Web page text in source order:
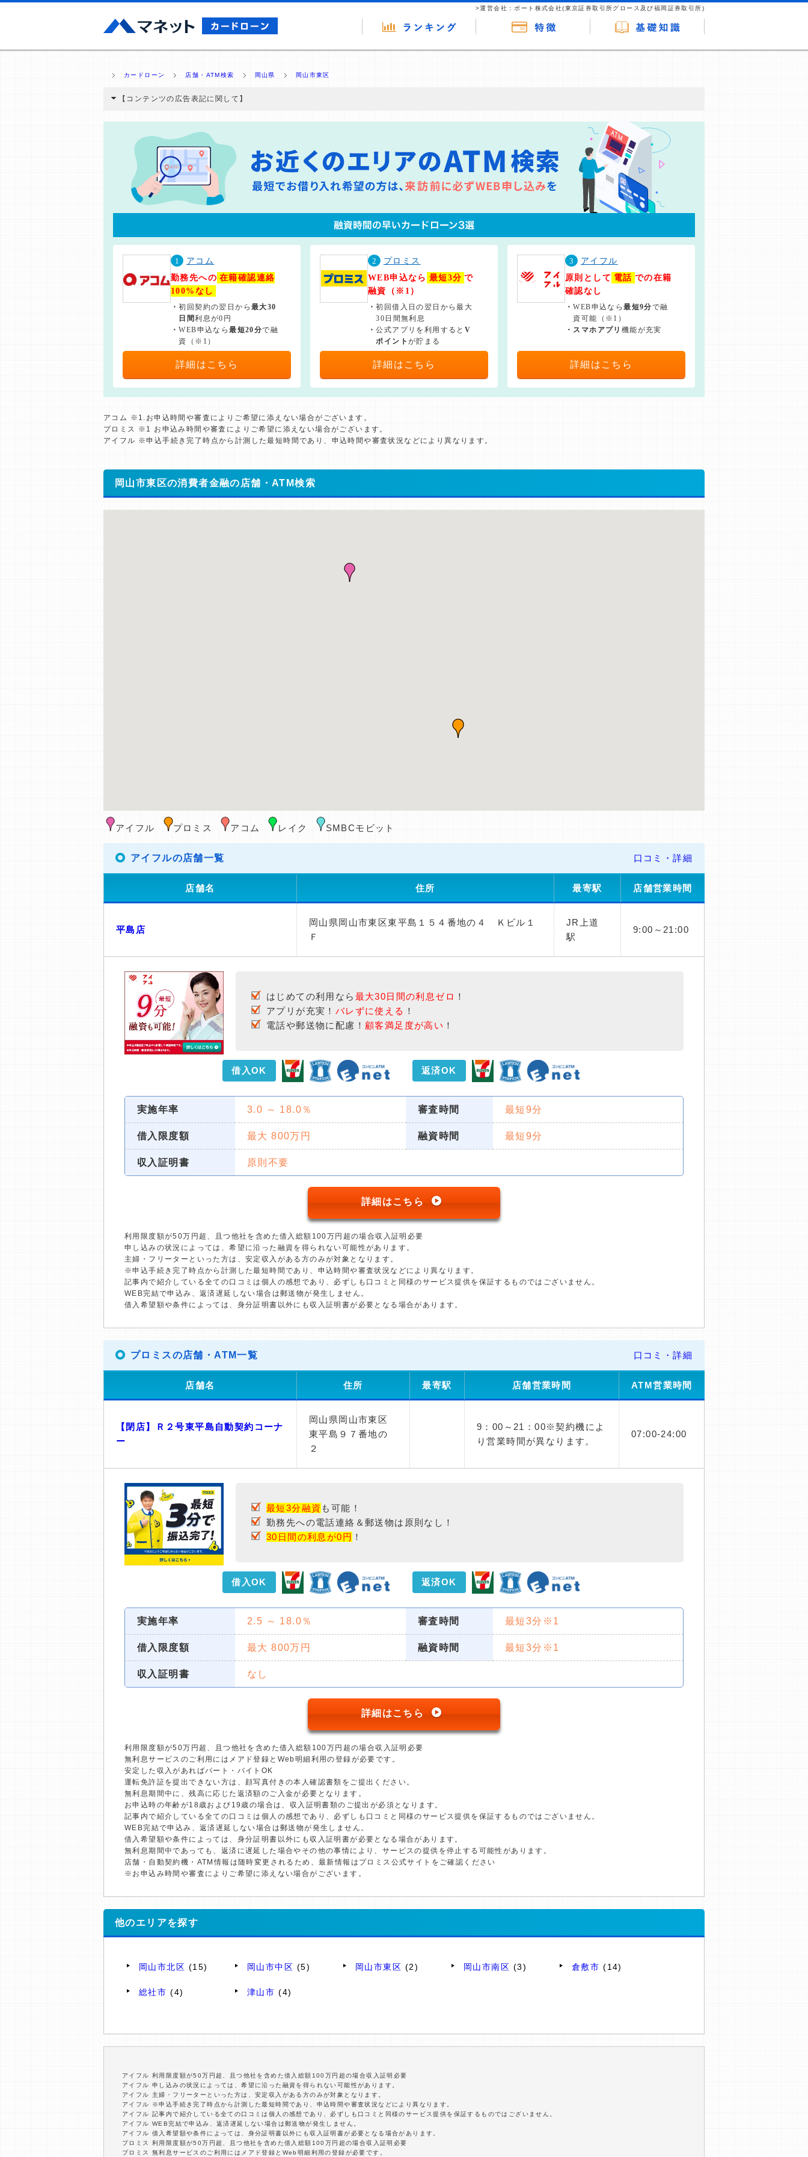
>運営会社：ポート株式会社(東京証券取引所グロース及び福岡証券取引所)
カードローン 店舗・ATM検索 岡山県 岡山市東区
【コンテンツの広告表記に関して】
と弊社に対して企業から紹介報酬が支払われるという収益モデルです。 ただし、特定の商品を根拠なくPRするものではなく、当編集部の調査／ユーザーへの口コ
ミ収集などに基づき、公平性を担保した情報提供を行っています。
>提携企業一覧
1
アコム
勤務先への 在籍確認連絡
100%なし
・初回契約の翌日から最大30
日間利息が0円
・WEB申込なら最短20分で融
資（※1）
詳細はこちら
2
プロミス
WEB申込なら 最短3分 で
融資（※1）
・初回借入日の翌日から最大
30日間無利息
・公式アプリを利用すると V
ポイントが貯まる
詳細はこちら
3
アイフル
原則として 電話 での在籍
確認なし
・WEB申込なら最短9分で融
資可能（※1）
・ スマホアプリ 機能が充実
詳細はこちら
アコム ※1.お申込時間や審査によりご希望に添えない場合がございます。
プロミス ※1 お申込み時間や審査によりご希望に添えない場合がございます。
アイフル ※申込手続き完了時点から計測した最短時間であり、申込時間や審査状況などにより異なります。
岡山市東区の消費者金融の店舗・ATM検索
アイフル プロミス アコム レイク SMBCモビット
アイフルの店舗一覧 口コミ・詳細
店舗名 住所 最寄駅 店舗営業時間
平島店
岡山県岡山市東区東平島１５４番地の４ Ｋビル１
Ｆ
JR上道
駅
9:00～21:00
はじめての利用なら 最大30日間の利息ゼロ ！
アプリが充実！ バレずに使える ！
電話や郵送物に配慮！ 顧客満足度が高い ！
借入OK 返済OK
実施年率 3.0 ～ 18.0％ 審査時間 最短9分
借入限度額 最大 800万円 融資時間 最短9分
収入証明書 原則不要
詳細はこちら
利用限度額が50万円超、且つ他社を含めた借入総額100万円超の場合収入証明必要
申し込みの状況によっては、希望に沿った融資を得られない可能性があります。
主婦・フリーターといった方は、安定収入がある方のみが対象となります。
※申込手続き完了時点から計測した最短時間であり、申込時間や審査状況などにより異なります。
記事内で紹介している全ての口コミは個人の感想であり、必ずしも口コミと同様のサービス提供を保証するものではございません。
WEB完結で申込み、返済遅延しない場合は郵送物が発生しません。
借入希望額や条件によっては、身分証明書以外にも収入証明書が必要となる場合があります。
プロミスの店舗・ATM一覧 口コミ・詳細
店舗名 住所 最寄駅 店舗営業時間 ATM営業時間
【閉店】Ｒ２号東平島自動契約コーナ
ー
岡山県岡山市東区
東平島９７番地の
２
9：00～21：00※契約機によ
り営業時間が異なります。
07:00-24:00
最短3分融資 も可能！
勤務先への電話連絡＆郵送物は原則なし！
30日間の利息が0円 ！
借入OK 返済OK
実施年率 2.5 ～ 18.0％ 審査時間 最短3分※1
借入限度額 最大 800万円 融資時間 最短3分※1
収入証明書 なし
詳細はこちら
利用限度額が50万円超、且つ他社を含めた借入総額100万円超の場合収入証明必要
無利息サービスのご利用にはメアド登録とWeb明細利用の登録が必要です。
安定した収入があればパート・バイトOK
運転免許証を提出できない方は、顔写真付きの本人確認書類をご提出ください。
無利息期間中に、残高に応じた返済額のご入金が必要となります。
お申込時の年齢が18歳および19歳の場合は、収入証明書類のご提出が必須となります。
記事内で紹介している全ての口コミは個人の感想であり、必ずしも口コミと同様のサービス提供を保証するものではございません。
WEB完結で申込み、返済遅延しない場合は郵送物が発生しません。
借入希望額や条件によっては、身分証明書以外にも収入証明書が必要となる場合があります。
無利息期間中であっても、返済に遅延した場合やその他の事情により、サービスの提供を停止する可能性があります。
店舗・自動契約機・ATM情報は随時変更されるため、最新情報はプロミス公式サイトをご確認ください
※お申込み時間や審査によりご希望に添えない場合がございます。
他のエリアを探す
岡山市北区 (15) 岡山市中区 (5) 岡山市東区 (2) 岡山市南区 (3) 倉敷市 (14)
総社市 (4) 津山市 (4)
アイフル 利用限度額が50万円超、且つ他社を含めた借入総額100万円超の場合収入証明必要
アイフル 申し込みの状況によっては、希望に沿った融資を得られない可能性があります。
アイフル 主婦・フリーターといった方は、安定収入がある方のみが対象となります。
アイフル ※申込手続き完了時点から計測した最短時間であり、申込時間や審査状況などにより異なります。
アイフル 記事内で紹介している全ての口コミは個人の感想であり、必ずしも口コミと同様のサービス提供を保証するものではございません。
アイフル WEB完結で申込み、返済遅延しない場合は郵送物が発生しません。
アイフル 借入希望額や条件によっては、身分証明書以外にも収入証明書が必要となる場合があります。
プロミス 利用限度額が50万円超、且つ他社を含めた借入総額100万円超の場合収入証明必要
プロミス 無利息サービスのご利用にはメアド登録とWeb明細利用の登録が必要です。